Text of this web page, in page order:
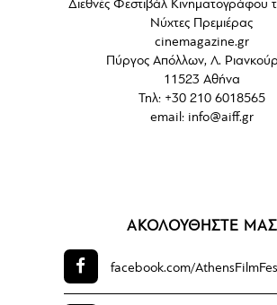
Διεθνές Φεστιβάλ Κινηματογράφου
Νύχτες Πρεμιέρας
cinemagazine.gr
Πύργος Απόλλων, Λ.
11523 Αθήνα
Τηλ: +30 210 6018565
email: info@aiff.gr
ΑΚΟΛΟΥΘΗΣΤΕ ΜΑΣ
facebook.com/